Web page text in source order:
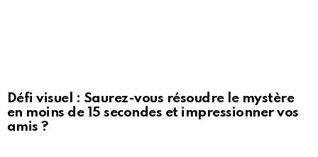
Défi visuel : Saurez-vous résoudre le mystère
en moins de 15 secondes et impressionner vos
amis ?